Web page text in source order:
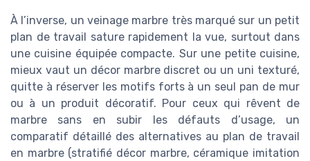
À l’inverse, un veinage marbre très marqué sur un petit
plan de travail sature rapidement la vue, surtout dans
une cuisine équipée compacte. Sur une petite cuisine,
mieux vaut un décor marbre discret ou un uni texturé,
quitte à réserver les motifs forts à un seul pan de mur
ou à un produit décoratif. Pour ceux qui rêvent de
marbre sans en subir les défauts d’usage, un
comparatif détaillé des alternatives au plan de travail
en marbre (stratifié décor marbre, céramique imitation